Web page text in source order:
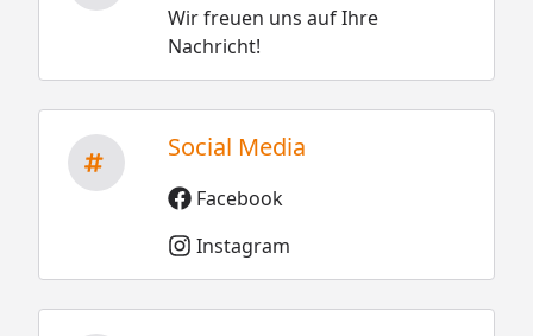
Wir freuen uns auf Ihre
Nachricht!
Social Media
Facebook
Instagram